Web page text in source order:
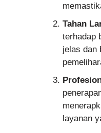
Tahan
terhadap
jelas dan
layanan